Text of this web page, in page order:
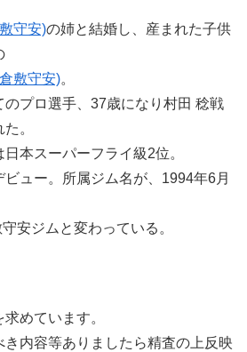
守安)の姉と結婚し、産まれた子供
敷守安)。
のプロ選手、37歳になり村田 稔戦
。
本スーパーフライ級2位。
ビュー。所属ジム名が、1994年6月
安ジムと変わっている。
めています。
内容等ありましたら精査の上反映